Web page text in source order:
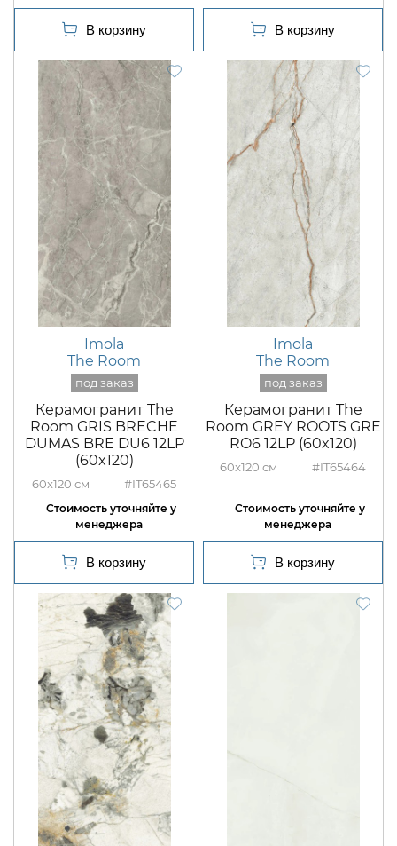
Imola
The Room
Керамогранит The
Room GRIS BRECHE
DUMAS BRE DU6 12LP
(60x120)
60x120 #IT65465
Imola
The Room
Керамогранит The
Room GREY ROOTS GRE
RO6 12LP (60x120)
60x120 #IT65464